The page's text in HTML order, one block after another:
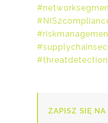
#threatdetection
ZAPISZ SIĘ